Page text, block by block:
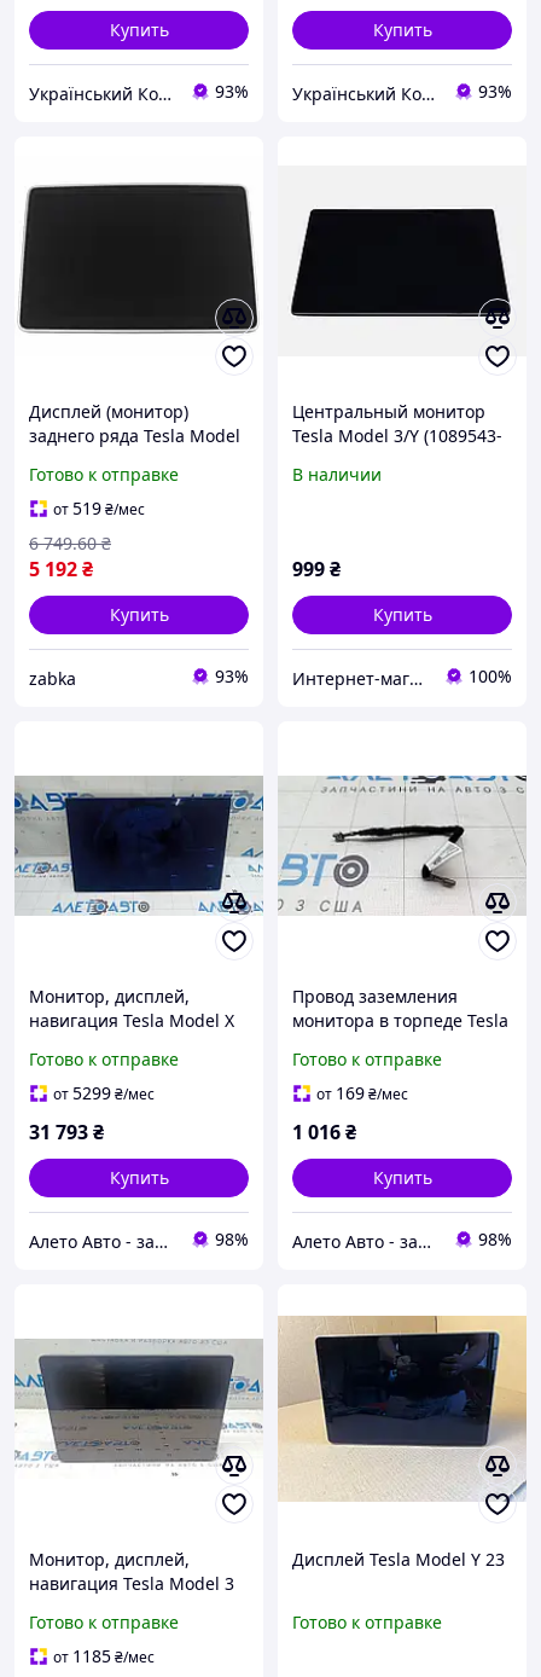
Купить
Український Кошик 93%
Купить
Український Кошик 93%
Дисплей (монитор)
заднего ряда Tesla Model
(оригинал, б/в) 3958393
zabka/sh
Готово к отправке
от519₴/мес
5 192₴
6 749.60 ₴
Купить
zabka 93%
Центральный монитор
Tesla Model 3/Y (1089543-
В наличии
999₴
Купить
Интернет-магазин "Tesla Parts Pro" 100%
Монитор, дисплей,
навигация Tesla Model X
156601000D
Готово к отправке
от5299₴/мес
31 793₴
Купить
Алето Авто - запчасти на авто из США 98%
Провод заземления
монитора в торпеде Tesla
Готово к отправке
от 169₴/мес
1 016₴
Купить
Алето Авто - запчасти на авто из США 98%
Монитор, дисплей,
навигация Tesla Model 3
температуры, сколы
108954300G
Готово к отправке
от 1185₴/мес
Дисплей Tesla Model Y 23
Готово к отправке